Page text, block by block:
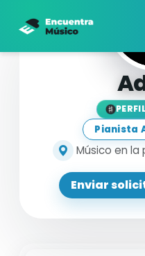
Pianista
Músico en la
Enviar